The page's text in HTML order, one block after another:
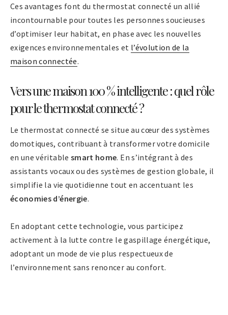
Ces avantages font du thermostat connecté un allié
incontournable pour toutes les personnes soucieuses
d’optimiser leur habitat, en phase avec les nouvelles
exigences environnementales et l’évolution de la
maison connectée.
Vers une maison 100 % intelligente : quel rôle
pour le thermostat connecté ?
Le thermostat connecté se situe au cœur des systèmes
domotiques, contribuant à transformer votre domicile
en une véritable smart home. En s’intégrant à des
assistants vocaux ou des systèmes de gestion globale, il
simplifie la vie quotidienne tout en accentuant les
économies d’énergie.
En adoptant cette technologie, vous participez
activement à la lutte contre le gaspillage énergétique,
adoptant un mode de vie plus respectueux de
l’environnement sans renoncer au confort.